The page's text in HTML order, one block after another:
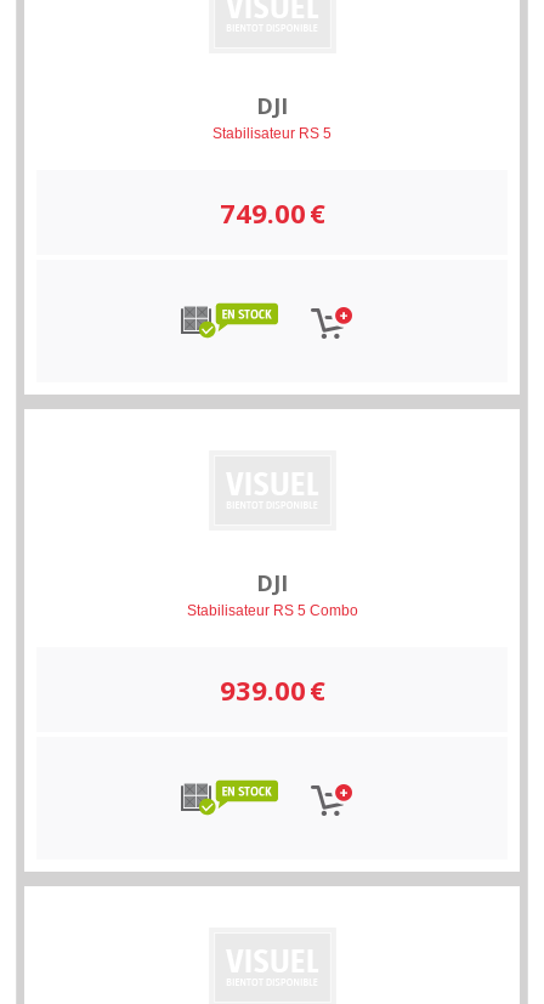
DJI
Stabilisateur RS 5
749.00€
DJI
Stabilisateur RS 5 Combo
939.00€